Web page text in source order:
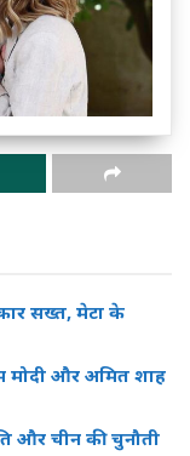
सख्त, मेटा के
मोदी और अमित शाह
और चीन की चुनौती